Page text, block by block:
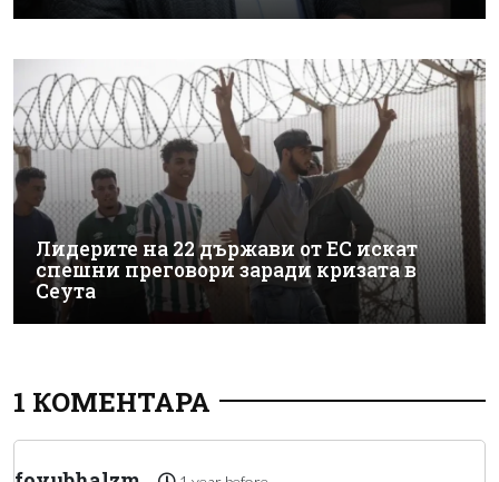
Лидерите на 22 държави от ЕС искат
спешни преговори заради кризата в
Сеута
1 КОМЕНТАРА